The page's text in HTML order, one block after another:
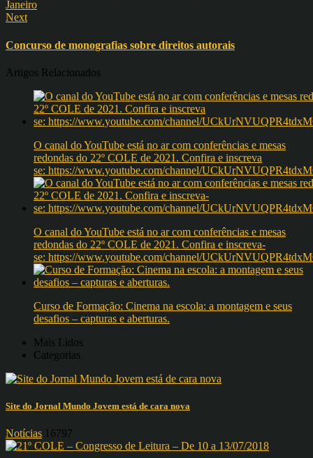
Next
Concurso de monografias sobre direitos autorais
Artigos Relacionados
O canal do YouTube está no ar com conferências e mesas
redondas do 22º COLE de 2021. Confira e inscreva
se: https://www.youtube.com/channel/
O canal do YouTube está no ar com conferências e mesas
redondas do 22º COLE de 2021. Confira e inscreva-
se: https://www.youtube.com/channel/
Curso de Formação: Cinema na escola: a montagem e seus
desafios – capturas e aberturas.
Mais Lidos
Categorias
Site do Jornal Mundo Jovem está de cara nova
Notícias 16797